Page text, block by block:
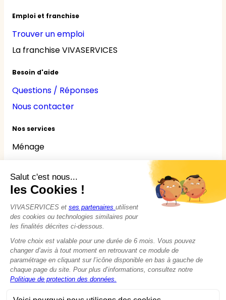
Emploi et franchise
Trouver un emploi
La franchise VIVASERVICES
Besoin d'aide
Questions / Réponses
Nous contacter
Nos services
Ménage
Jardinage
Bricolage
Nounou
Seniors
Handicaps
© 2015 - 2026VIVASERVICES
Modifier vos préférences en matière de cookies